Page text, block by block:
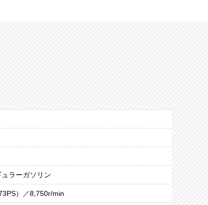
ラーガソリン
）／8,750r/min